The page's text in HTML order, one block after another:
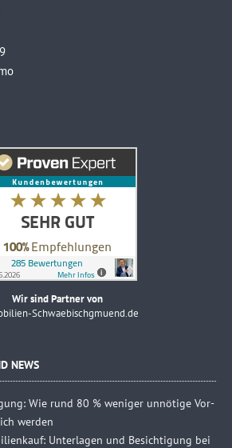
Wir sind Partner von
Schwaebischgmuend.de
NEWS
Wie rund 80 % weniger unnötige Vor-
werden
Unterlagen und Besichtigung bei